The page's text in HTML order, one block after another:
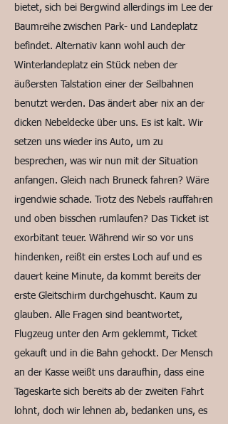
bietet, sich bei Bergwind allerdings im Lee der
Baumreihe zwischen Park- und Landeplatz
befindet. Alternativ kann wohl auch der
Winterlandeplatz ein Stück neben der
äußersten Talstation einer der Seilbahnen
benutzt werden. Das ändert aber nix an der
dicken Nebeldecke über uns. Es ist kalt. Wir
setzen uns wieder ins Auto, um zu
besprechen, was wir nun mit der Situation
anfangen. Gleich nach Bruneck fahren? Wäre
irgendwie schade. Trotz des Nebels rauffahren
und oben bisschen rumlaufen? Das Ticket ist
exorbitant teuer. Während wir so vor uns
hindenken, reißt ein erstes Loch auf und es
dauert keine Minute, da kommt bereits der
erste Gleitschirm durchgehuscht. Kaum zu
glauben. Alle Fragen sind beantwortet,
Flugzeug unter den Arm geklemmt, Ticket
gekauft und in die Bahn gehockt. Der Mensch
an der Kasse weißt uns daraufhin, dass eine
Tageskarte sich bereits ab der zweiten Fahrt
lohnt, doch wir lehnen ab, bedanken uns, es